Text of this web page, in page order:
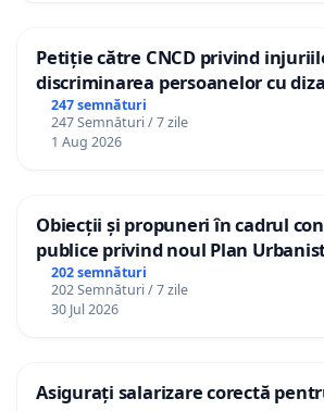
Petiție către CNCD privind
discriminarea persoanelor cu
către utilizatorul TikTok „Gorici”
247 semnături
247 Semnături / 7 zile
1 Aug 2026
Obiecții și propuneri în cadrul
publice privind noul Plan
(PUG) Ialoveni
202 semnături
202 Semnături / 7 zile
30 Jul 2026
Asigurați salarizare corectă